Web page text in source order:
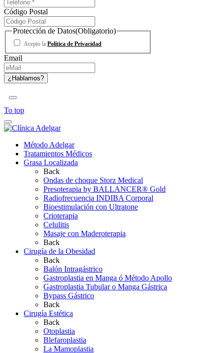
Código Postal
Protección de Datos(Obligatorio)
Acepto la Política de Privacidad
Email
To top
Método Adelgar
Tratamientos Médicos
Grasa Localizada
Back
Ondas de choque Storz Medical
Presoterapia by BALLANCER® Gold
Radiofrecuencia INDIBA Corporal
Bioestimulación con Ultratone
Crioterapia
Celulitis
Masaje con Maderoterapia
Back
Cirugía de la Obesidad
Back
Balón Intragástrico
Gastroplastia en Manga ó Método Apollo
Gastroplastia Tubular o Manga Gástrica
Bypass Gástrico
Back
Cirugía Estética
Back
Otoplastia
Blefaroplastia
La Mamoplastia